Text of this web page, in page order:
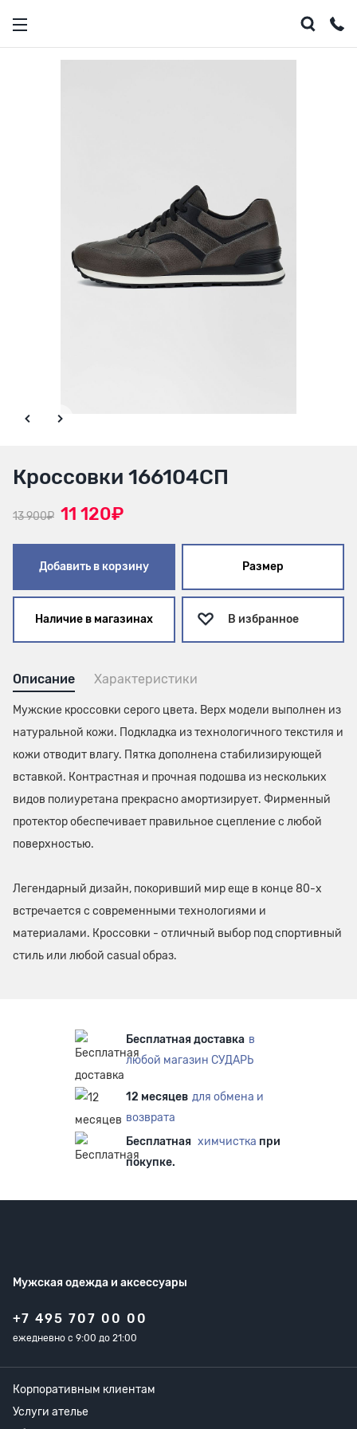
Кроссовки 166104СП
13 900₽ 11 120₽
Добавить в корзину Размер
Наличие в магазинах В избранное
Описание Характеристики
Мужские кроссовки серого цвета. Верх модели выполнен из
натуральной кожи. Подкладка из технологичного текстиля и
кожи отводит влагу. Пятка дополнена стабилизирующей
вставкой. Контрастная и прочная подошва из нескольких
видов полиуретана прекрасно амортизирует. Фирменный
протектор обеспечивает правильное сцепление с любой
поверхностью.
Легендарный дизайн, покоривший мир еще в конце 80-х
встречается с современными технологиями и
материалами. Кроссовки - отличный выбор под спортивный
стиль или любой casual образ.
Бесплатная доставка в
любой магазин СУДАРЬ
12 месяцев для обмена и
возврата
Бесплатная химчистка при
покупке.
Мужская одежда и аксессуары
+7 495 707 00 00
ежедневно с 9:00 до 21:00
Корпоративным клиентам
Услуги ателье